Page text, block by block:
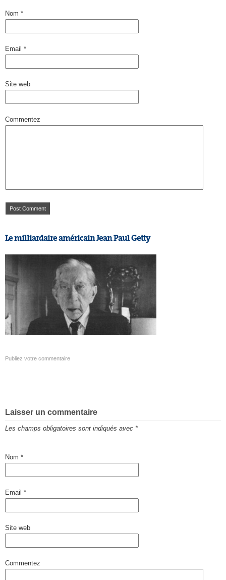
Nom *
Email *
Site web
Commentez
Le milliardaire américain Jean Paul Getty
Publiez votre commentaire
Laisser un commentaire
Les champs obligatoires sont indiqués avec *
Nom *
Email *
Site web
Commentez